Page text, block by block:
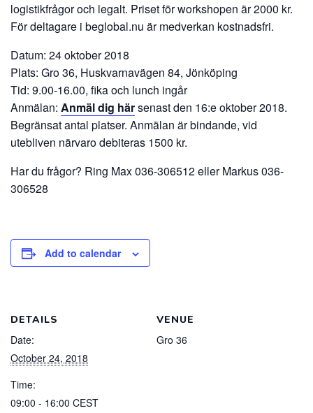
logistikfrågor och legalt. Priset för workshopen är 2000 kr.
För deltagare i beglobal.nu är medverkan kostnadsfri.
Datum: 24 oktober 2018
Plats: Gro 36, Huskvarnavägen 84, Jönköping
Tid: 9.00-16.00, fika och lunch ingår
Anmälan: Anmäl dig härsenast den 16:e oktober 2018.
Begränsat antal platser. Anmälan är bindande, vid
utebliven närvaro debiteras 1500 kr.
Har du frågor? Ring Max 036-306512 eller Markus 036-
306528
Add to calendar
DETAILS
Date:
October 24, 2018
Time:
09:00 - 16:00 CEST
VENUE
Gro 36